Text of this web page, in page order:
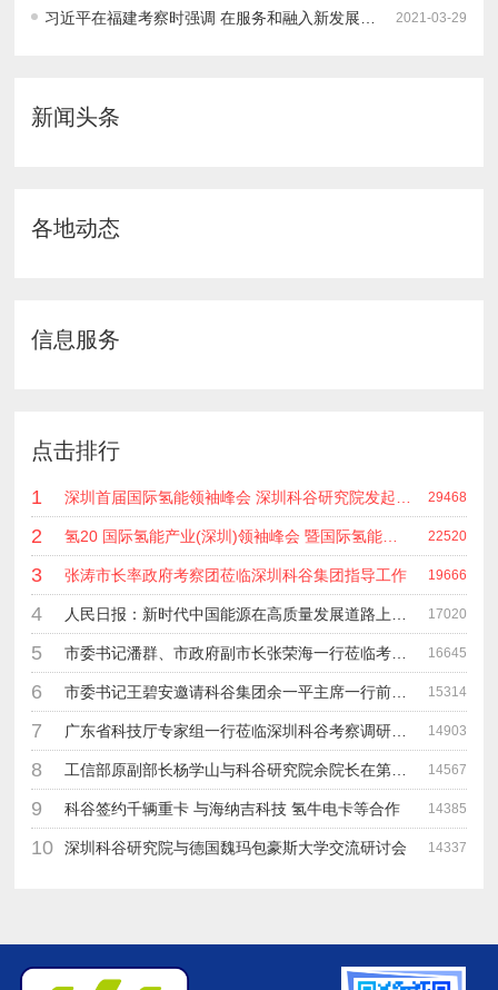
习近平在福建考察时强调 在服务和融入新发展格局上展现更大作为 奋力谱写全面建设社会主义现代化国家福建篇章 2021-03-29
新闻头条
各地动态
信息服务
点击排行
1 深圳首届国际氢能领袖峰会 深圳科谷研究院发起主办 在深能源集团成功召开 会上相关单位 研发机构 龙头企业等签约合作 29468
2 氢20 国际氢能产业(深圳)领袖峰会 暨国际氢能产业链展览会 22520
3 张涛市长率政府考察团莅临深圳科谷集团指导工作 19666
4 人民日报：新时代中国能源在高质量发展道路上奋勇前进 17020
5 市委书记潘群、市政府副市长张荣海一行莅临考察指导工作 16645
6 市委书记王碧安邀请科谷集团余一平主席一行前往工业转移园考察合作 15314
7 广东省科技厅专家组一行莅临深圳科谷考察调研“未来能源中心”项目 14903
8 工信部原副部长杨学山与科谷研究院余院长在第九届中电博览会交流 14567
9 科谷签约千辆重卡 与海纳吉科技 氢牛电卡等合作 14385
10 深圳科谷研究院与德国魏玛包豪斯大学交流研讨会 14337